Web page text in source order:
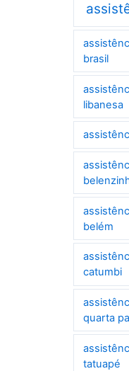
brasil
libanesa
belém
catumbi
quarta
tatuapé